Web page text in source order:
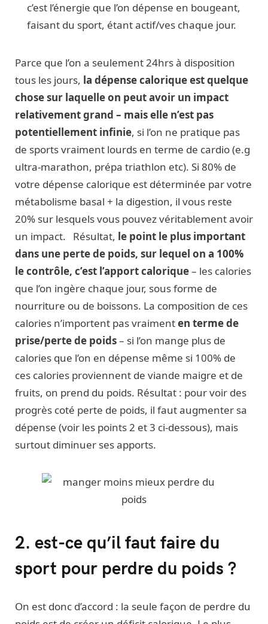
c’est l’énergie que l’on dépense en bougeant,
faisant du sport, étant actif/ves chaque jour.
Parce que l’on a seulement 24hrs à disposition
tous les jours, la dépense calorique est quelque
chose sur laquelle on peut avoir un impact
relativement grand – mais elle n’est pas
potentiellement infinie, si l’on ne pratique pas
de sports vraiment lourds en terme de cardio (e.g
ultra-marathon, prépa triathlon etc). Si 80% de
votre dépense calorique est déterminée par votre
métabolisme basal + la digestion, il vous reste
20% sur lesquels vous pouvez véritablement avoir
un impact. Résultat, le point le plus important
dans une perte de poids, sur lequel on a 100%
le contrôle, c’est l’apport calorique– les calories
que l’on ingère chaque jour, sous forme de
nourriture ou de boissons. La composition de ces
calories n’importent pas vraimenten terme de
prise/perte de poids– si l’on mange plus de
calories que l’on en dépense même si 100% de
ces calories proviennent de viande maigre et de
fruits, on prend du poids. Résultat : pour voir des
progrès coté perte de poids, il faut augmenter sa
dépense (voir les points 2 et 3 ci-dessous), mais
surtout diminuer ses apports.
2. est-ce qu’il faut faire du
sport pour perdre du poids ?
On est donc d’accord : la seule façon de perdre du